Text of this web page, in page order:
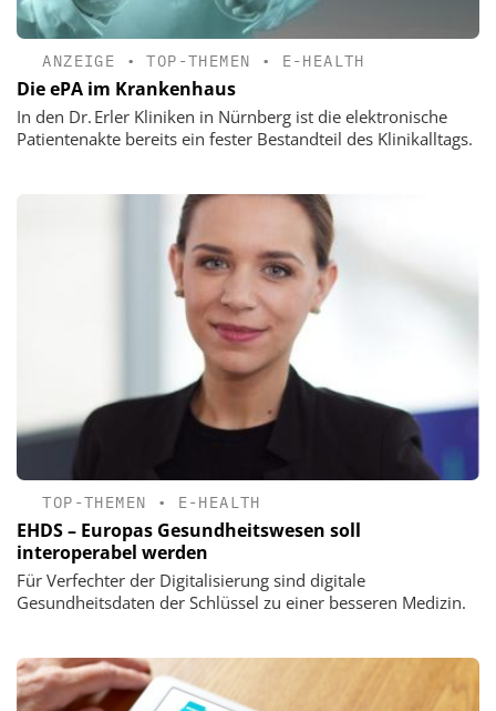
ANZEIGE •TOP-THEMEN • E-HEALTH
Die ePA im Krankenhaus
In den Dr. Erler Kliniken in Nürnberg ist die elektronische
Patientenakte bereits ein fester Bestandteil des Klinikalltags.
TOP-THEMEN • E-HEALTH
EHDS – Europas Gesundheitswesen soll
interoperabel werden
Für Verfechter der Digitalisierung sind digitale
Gesundheitsdaten der Schlüssel zu einer besseren Medizin.